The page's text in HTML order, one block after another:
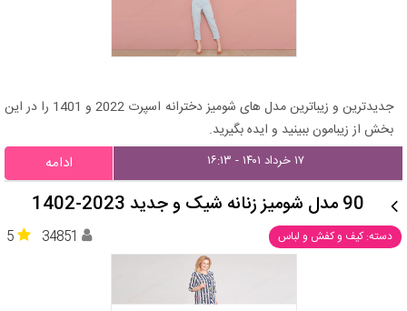
جدیدترین و زیباترین مدل های شومیز دخترانه اسپرت 2022 و 1401 را در این
بخش از زیبامون ببینید و ایده بگیرید.
۱۷ خرداد ۱۴۰۱ - ۱۶:۱۳ ادامه
90 مدل شومیز زنانه شیک و جدید 2023-1402
دسته: کیف و کفش و لباس 5 34851